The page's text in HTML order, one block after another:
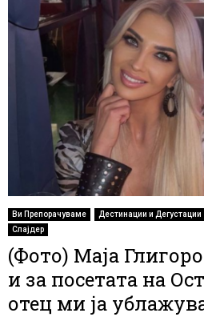
Ви Препорачуваме Дестинации и Дегустации
Слајдер
(Фото) Маја
и за посетата на
отец ми ја